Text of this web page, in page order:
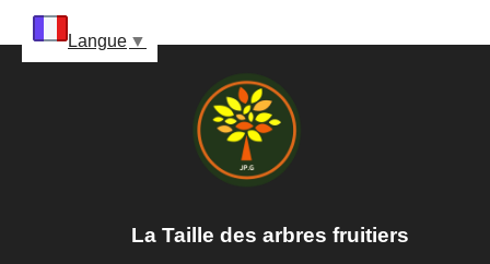
La Taille des arbres fruitiers
Langue ▼